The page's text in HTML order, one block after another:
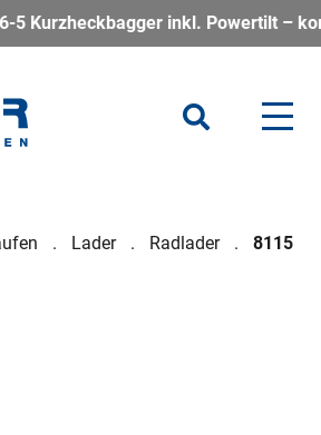
inkl. Powertilt –
Lader Radlader 8115